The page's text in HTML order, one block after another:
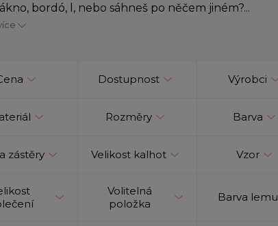
bordó, l, nebo sáhneš po něčem jiném?...
Dostupnost Výrobci
Rozměry Barva
zástěry Velikost kalhot Vzor
Volitelná
položka
Barva lemu